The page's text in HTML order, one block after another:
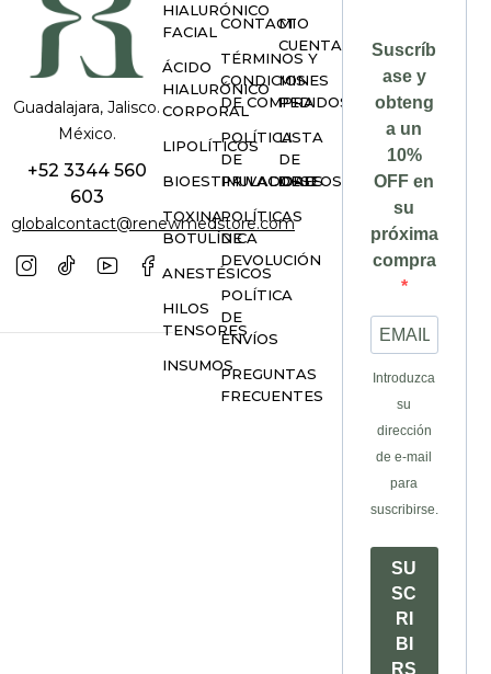
Guadalajara, Jalisco.
México.
+52 3344 560
603
globalcontact@renewmedstore.com
HIALURÓNICO
FACIAL
ÁCIDO
HIALURÓNICO
CORPORAL
LIPOLÍTICOS
BIOESTIMULADORES
TOXINA
BOTULÍNICA
ANESTÉSICOS
HILOS
TENSORES
INSUMOS
CONTACTO
TÉRMINOS Y
CONDICIONES
DE COMPRA
POLÍTICA
DE
PRIVACIDAD
POLÍTICAS
DE
DEVOLUCIÓN
POLÍTICA
DE
ENVÍOS
PREGUNTAS
FRECUENTES
MI
CUENTA
MIS
PEDIDOS
LISTA
DE
DESEOS
Suscríb
ase y
obteng
a un
10%
OFF en
su
próxima
compra
Introduzca
su
dirección
de e-mail
para
suscribirse.
SU
SC
RI
BI
RS